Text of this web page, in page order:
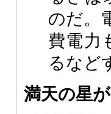
のだ。
費電力
るなど
満天の星